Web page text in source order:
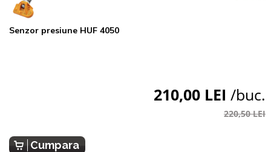
Senzor presiune HUF 4050
210,00 LEI /buc.
220,50 LEI
Cumpara